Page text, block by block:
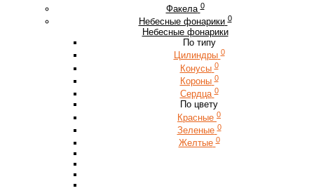
Факела 0
Небесные фонарики 0
Небесные фонарики
По типу
Цилиндры 0
Конусы 0
Короны 0
Сердца 0
По цвету
Красные 0
Зеленые 0
Желтые 0